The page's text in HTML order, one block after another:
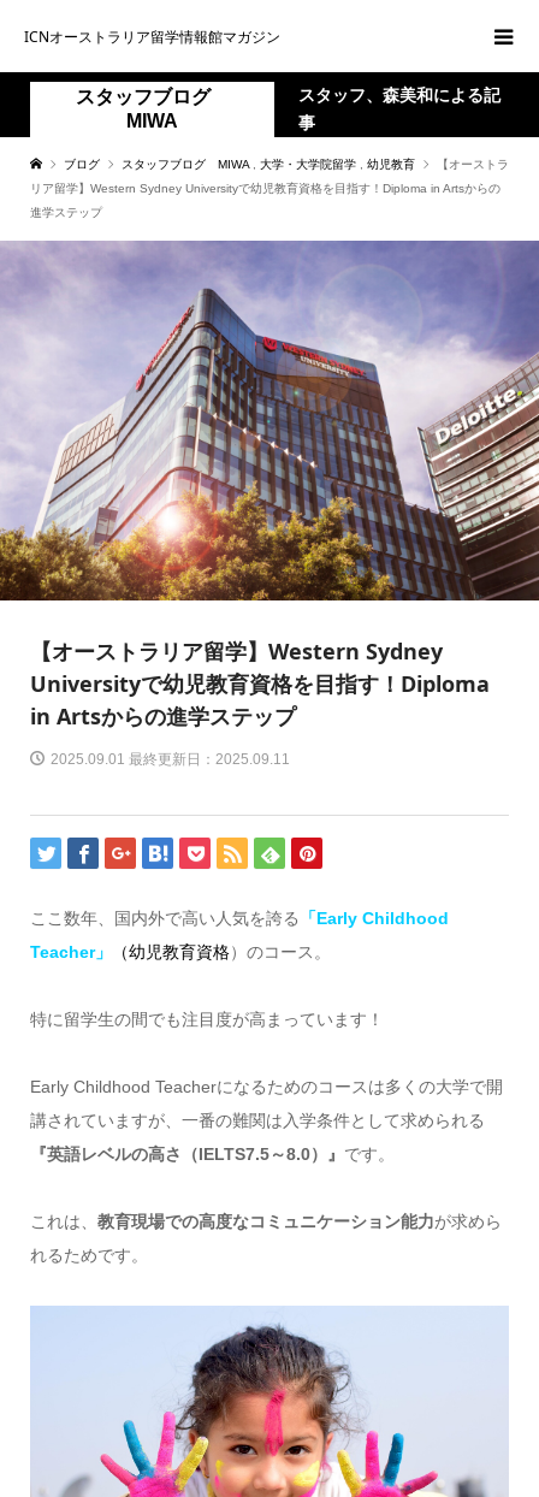
ICNオーストラリア留学情報館マガジン
スタッフブログ
MIWA
スタッフ、森美和による記
事
ブログ スタッフブログ MIWA 大学・大学院留学 幼児教育
【オーストラ
リア留学】Western Sydney Universityで幼児教育資格を目指す！Diploma in Artsからの
進学ステップ
【オーストラリア留学】Western Sydney
Universityで幼児教育資格を目指す！Diploma
in Artsからの進学ステップ
2025.09.01 最終更新日：2025.09.11
ここ数年、国内外で高い人気を誇る
「Early Childhood
Teacher」
（幼児教育資格）のコース。
特に留学生の間でも注目度が高まっています！
Early Childhood Teacherになるためのコースは多くの大学で開
講されていますが、一番の難関は入学条件として求められる
『英語レベルの高さ（IELTS7.5～8.0）』 です。
これは、 教育現場での高度なコミュニケーション能力が求めら
れるためです。